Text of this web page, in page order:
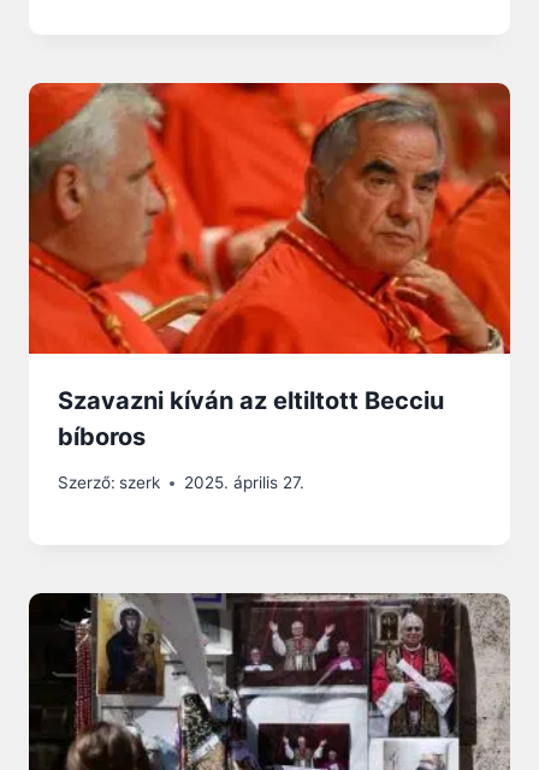
Szavazni kíván az eltiltott Becciu
bíboros
Szerző: szerk 2025. április 27.